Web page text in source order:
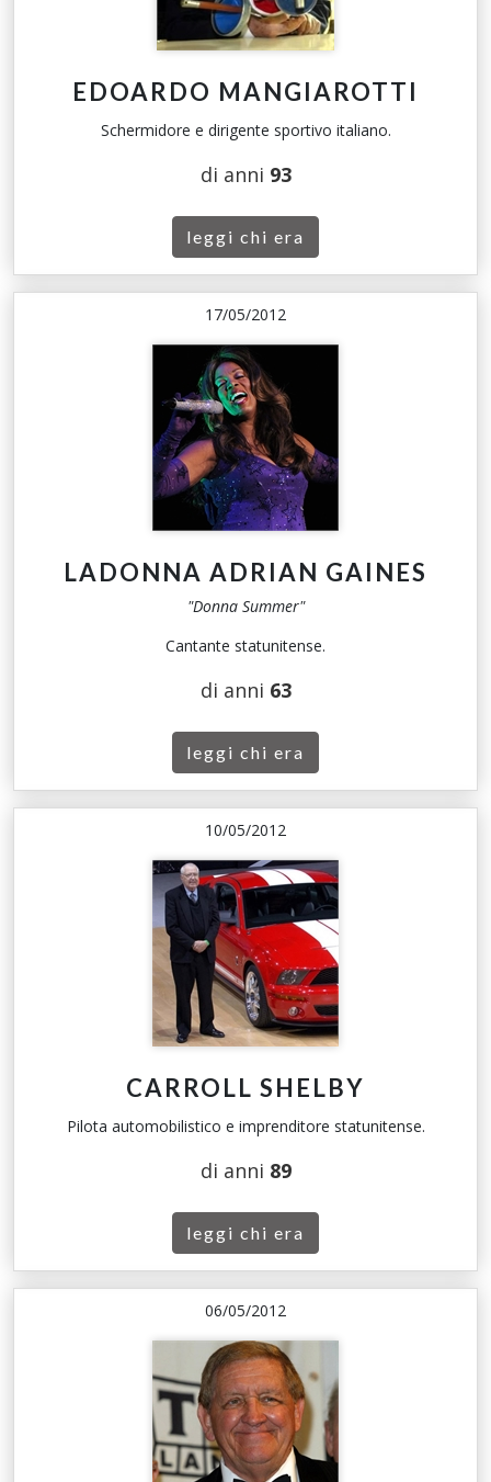
EDOARDO MANGIAROTTI
Schermidore e dirigente sportivo italiano.
di anni 93
leggi chi era
17/05/2012
LADONNA ADRIAN GAINES
"Donna Summer"
Cantante statunitense.
di anni 63
leggi chi era
10/05/2012
CARROLL SHELBY
Pilota automobilistico e imprenditore statunitense.
di anni 89
leggi chi era
06/05/2012